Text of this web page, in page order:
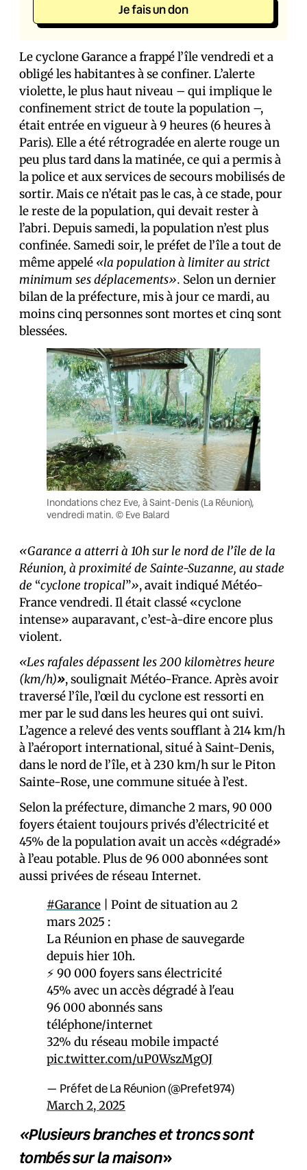
Je fais un don
Le cyclone Garance a frappé l’île vendredi et a
obligé les habitant·es à se confiner. L’alerte
violette, le plus haut niveau – qui implique le
confinement strict de toute la population –,
était entrée en vigueur à 9 heures (6 heures à
Paris). Elle a été rétrogradée en alerte rouge un
peu plus tard dans la matinée, ce qui a permis à
la police et aux services de secours mobilisés de
sortir. Mais ce n’était pas le cas, à ce stade, pour
le reste de la population, qui devait rester à
l’abri. Depuis samedi, la population n’est plus
confinée. Samedi soir, le préfet de l’île a tout de
même appelé «la population à limiter au strict
minimum ses déplacements». Selon un dernier
bilan de la préfecture, mis à jour ce mardi, au
moins cinq personnes sont mortes et cinq sont
blessées.
Inondations chez Eve, à Saint-Denis (La Réunion),
vendredi matin. © Eve Balard
«Garance a atterri à 10h sur le nord de l’île de la
Réunion, à proximité de Sainte-Suzanne, au stade
de “cyclone tropical”», avait indiqué Météo-
France vendredi. Il était classé «cyclone
intense» auparavant, c’est-à-dire encore plus
violent.
«Les rafales dépassent les 200 kilomètres heure
(km/h)», soulignait Météo-France. Après avoir
traversé l’île, l’œil du cyclone est ressorti en
mer par le sud dans les heures qui ont suivi.
L’agence a relevé des vents soufflant à 214 km/h
à l’aéroport international, situé à Saint-Denis,
dans le nord de l’île, et à 230 km/h sur le Piton
Sainte-Rose, une commune située à l’est.
Selon la préfecture, dimanche 2 mars, 90 000
foyers étaient toujours privés d’électricité et
45% de la population avait un accès «dégradé»
à l’eau potable. Plus de 96 000 abonné·es sont
aussi privé·es de réseau Internet.
#Garance | Point de situation au 2
mars 2025 :
La Réunion en phase de sauvegarde
depuis hier 10h.
⚡ 90 000 foyers sans électricité
45% avec un accès dégradé à l'eau
96 000 abonnés sans
téléphone/internet
32% du réseau mobile impacté
pic.twitter.com/uP0WszMgOJ
— Préfet de La Réunion (@Prefet974)
March 2, 2025
«Plusieurs branches et troncs sont
tombés sur la maison»